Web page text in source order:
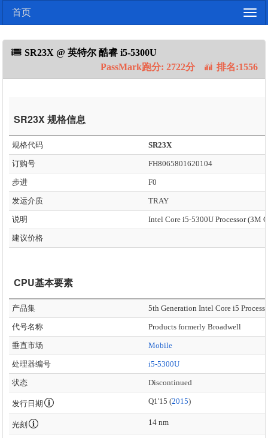
首页
SR23X @ 英特尔 酷睿 i5-5300U
PassMark跑分: 2722分
排名:1556
SR23X 规格信息
规格代码 SR23X
订购号 FH8065801620104
步进 F0
发运介质 TRAY
说明
建议价格
CPU基本要素
产品集 5th Generation Intel Core i5
代号名称 Products formerly Broadwell
垂直市场 Mobile
处理器编号 i5-5300U
状态 Discontinued
发行日期 Q1'15 (2015)
光刻 14 nm